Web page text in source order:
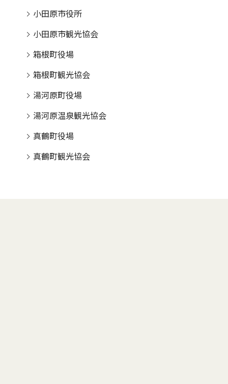
小田原市役所
小田原市観光協会
箱根町役場
箱根町観光協会
湯河原町役場
湯河原温泉観光協会
真鶴町役場
真鶴町観光協会